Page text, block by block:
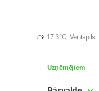
17.3°C, Ventspils
Uzņēmējiem